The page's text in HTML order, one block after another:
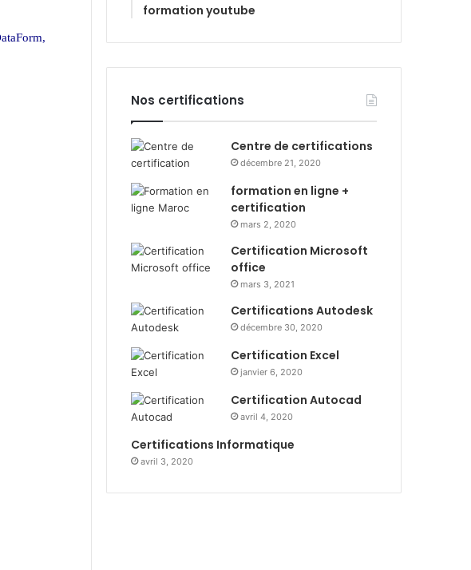
formation youtube
Nos certifications
Centre de certifications
décembre 21, 2020
formation en ligne +
certification
mars 2, 2020
Certification Microsoft
office
mars 3, 2021
Certifications Autodesk
décembre 30, 2020
Certification Excel
janvier 6, 2020
Certification Autocad
avril 4, 2020
Certifications Informatique
avril 3, 2020